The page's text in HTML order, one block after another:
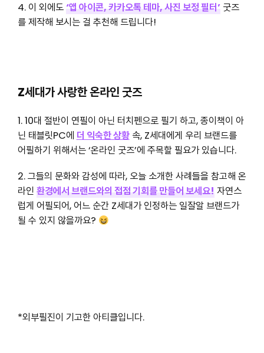
4. 이 외에도‘앱 아이콘, 카카오톡 테마, 사진 보정 필터’굿즈
를 제작해 보시는 걸 추천해 드립니다!
Z세대가 사랑한 온라인 굿즈
1. 10대 절반이 연필이 아닌 터치펜으로 필기 하고, 종이책이 아
닌 태블릿PC에 더 익숙한 상황속, Z세대에게 우리 브랜드를
어필하기 위해서는 ‘온라인 굿즈’에 주목할 필요가 있습니다.
2. 그들의 문화와 감성에 따라, 오늘 소개한 사례들을 참고해 온
라인 환경에서 브랜드와의 접점 기회를 만들어 보세요!자연스
럽게 어필되어, 어느 순간 Z세대가 인정하는 일잘알 브랜드가
될 수 있지 않을까요?
*외부필진이 기고한 아티클입니다.